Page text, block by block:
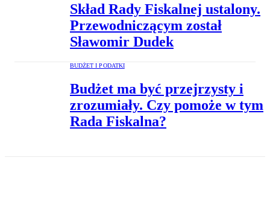
Skład Rady Fiskalnej ustalony.
Przewodniczącym został
Sławomir Dudek
BUDŻET I PODATKI
Budżet ma być przejrzysty i
zrozumiały. Czy pomoże w tym
Rada Fiskalna?